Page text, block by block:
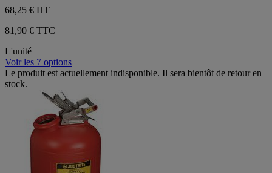
68,25 € HT
81,90 € TTC
L'unité
Voir les 7 options
Le produit est actuellement indisponible. Il sera bientôt de retour en
stock.